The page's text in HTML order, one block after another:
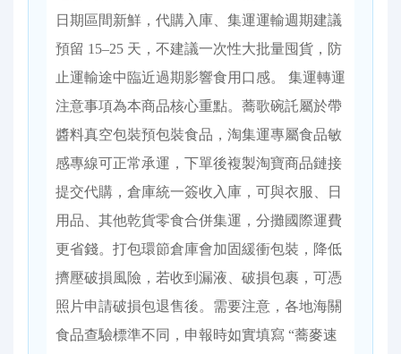
日期區間新鮮，代購入庫、集運運輸週期建議
預留 15–25 天，不建議一次性大批量囤貨，防
止運輸途中臨近過期影響食用口感。 集運轉運
注意事項為本商品核心重點。蕎歌碗託屬於帶
醬料真空包裝預包裝食品，淘集運專屬食品敏
感專線可正常承運，下單後複製淘寶商品鏈接
提交代購，倉庫統一簽收入庫，可與衣服、日
用品、其他乾貨零食合併集運，分攤國際運費
更省錢。打包環節倉庫會加固緩衝包裝，降低
擠壓破損風險，若收到漏液、破損包裹，可憑
照片申請破損包退售後。需要注意，各地海關
食品查驗標準不同，申報時如實填寫 “蕎麥速